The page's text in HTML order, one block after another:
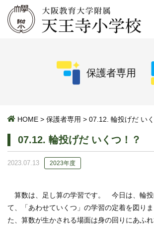
保護者専用
HOME > 保護者専用 > 07.12. 輪投げだ い
07.12. 輪投げだ いくつ！？
2023.07.13 2023年度
算数は、足し算の学習です。 今日は、輪投
て、「あわせていくつ」の学習の定着を図り
た、算数が生かされる場面は身の回りにあふ